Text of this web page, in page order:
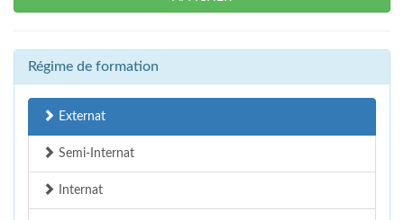
Régime de formation
Externat
Semi-Internat
Internat